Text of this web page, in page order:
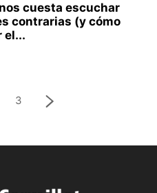
cuesta escuchar
contrarias (y cómo
el...
3